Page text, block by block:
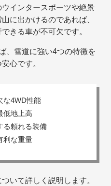
インタースポーツや絶景
に出かけるのであれば、
きる車が不可欠です。
、雪道に強い4つの特徴を
心です。
な4WD性能
低地上高
る頼れる装備
利な重量
いて詳しく説明します。